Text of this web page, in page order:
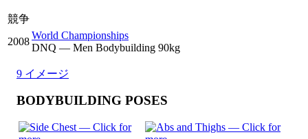
競争
2008
World Championships
DNQ — Men Bodybuilding 90kg
9 イメージ
BODYBUILDING POSES